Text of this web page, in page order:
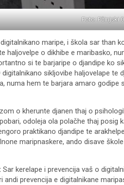
Foto: Pčinjski
maripe, i škola sar than
haljovelpe o dikhibe e maribasko,
si te barjaripe o djandipe ko
digitalnikano sikljovibe haljovelape
numa hem te barjara amaro
o kherunte djanen thaj o
odoleja ola polačhe thaj posig
praktikano djandipe te
maripnaskere, ando disave
Sar kerelape i prevencija vaš o
andi prevencija e digitalnikane